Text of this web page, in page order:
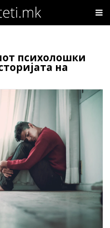
психолошки
на